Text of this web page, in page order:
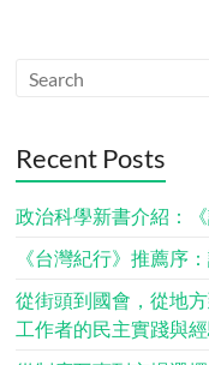
Recent Posts
政治科學新書介紹：《
《台灣紀行》推薦序
從街頭到國會，從地
工作者的民主實踐與